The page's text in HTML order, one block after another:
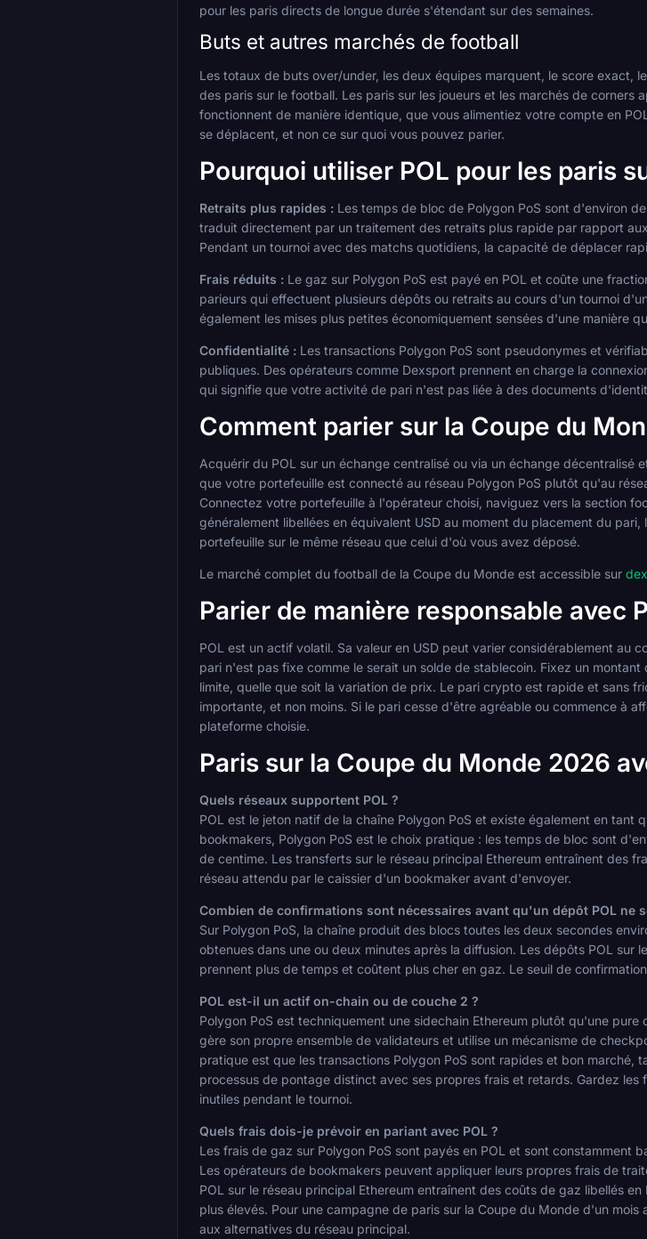
pour les paris directs de longue durée s'étendant sur des semaines.
Buts et autres marchés de football
Les totaux de buts over/under, les deux équipes marquent, le score exact,
des paris sur le football. Les paris sur les joueurs et les marchés de
fonctionnent de manière identique, que vous alimentiez votre compte en
se déplacent, et non ce sur quoi vous pouvez parier.
Pourquoi utiliser POL pour les paris
Retraits plus rapides : Les temps de bloc de Polygon PoS sont d'environ
traduit directement par un traitement des retraits plus rapide par rapport
Pendant un tournoi avec des matchs quotidiens, la capacité de déplacer
Frais réduits : Le gaz sur Polygon PoS est payé en POL et coûte une
parieurs qui effectuent plusieurs dépôts ou retraits au cours d'un tournoi
également les mises plus petites économiquement sensées d'une manière
Confidentialité : Les transactions Polygon PoS sont pseudonymes et
publiques. Des opérateurs comme Dexsport prennent en charge la
qui signifie que votre activité de pari n'est pas liée à des documents
Comment parier sur la Coupe du
Acquérir du POL sur un échange centralisé ou via un échange
que votre portefeuille est connecté au réseau Polygon PoS plutôt qu'au
Connectez votre portefeuille à l'opérateur choisi, naviguez vers la section
généralement libellées en équivalent USD au moment du placement du
portefeuille sur le même réseau que celui d'où vous avez déposé.
Le marché complet du football de la Coupe du Monde est accessible sur
Parier de manière responsable avec
POL est un actif volatil. Sa valeur en USD peut varier considérablement
pari n'est pas fixe comme le serait un solde de stablecoin. Fixez un
limite, quelle que soit la variation de prix. Le pari crypto est rapide et sans
importante, et non moins. Si le pari cesse d'être agréable ou commence à
plateforme choisie.
Paris sur la Coupe du Monde 2026
Quels réseaux supportent POL ?
POL est le jeton natif de la chaîne Polygon PoS et existe également en
bookmakers, Polygon PoS est le choix pratique : les temps de bloc sont
de centime. Les transferts sur le réseau principal Ethereum entraînent des
réseau attendu par le caissier d'un bookmaker avant d'envoyer.
Combien de confirmations sont nécessaires avant qu'un dépôt POL ne
Sur Polygon PoS, la chaîne produit des blocs toutes les deux secondes
obtenues dans une ou deux minutes après la diffusion. Les dépôts POL
prennent plus de temps et coûtent plus cher en gaz. Le seuil de
POL est-il un actif on-chain ou de couche 2 ?
Polygon PoS est techniquement une sidechain Ethereum plutôt qu'une
gère son propre ensemble de validateurs et utilise un mécanisme de
pratique est que les transactions Polygon PoS sont rapides et bon marché,
processus de pontage distinct avec ses propres frais et retards. Gardez
inutiles pendant le tournoi.
Quels frais dois-je prévoir en pariant avec POL ?
Les frais de gaz sur Polygon PoS sont payés en POL et sont
Les opérateurs de bookmakers peuvent appliquer leurs propres frais de
POL sur le réseau principal Ethereum entraînent des coûts de gaz libellés
plus élevés. Pour une campagne de paris sur la Coupe du Monde d'un
aux alternatives du réseau principal.